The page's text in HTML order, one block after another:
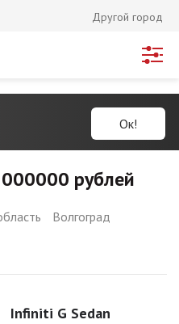
Другой город
Ок!
рублей
Волгоград
Infiniti G Sedan